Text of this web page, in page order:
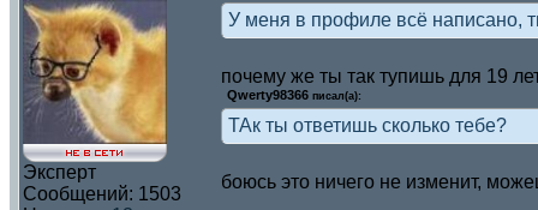
Эксперт
Сообщений: 1503
У меня в профиле всё написано,
почему же ты так тупишь для 19
Qwerty98366 писал(а):
ТАк ты ответишь сколько тебе?
боюсь это ничего не изменит,